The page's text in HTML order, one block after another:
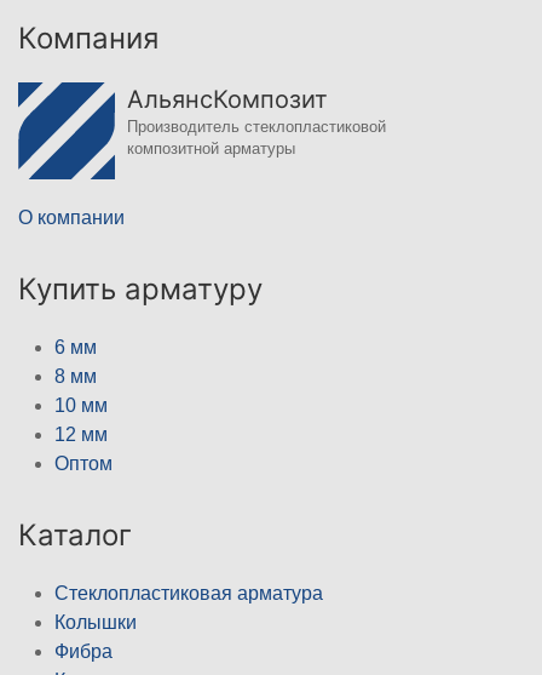
Компания
АльянсКомпозит
Производитель стеклопластиковой
композитной арматуры
О компании
Купить арматуру
6 мм
8 мм
10 мм
12 мм
Оптом
Каталог
Стеклопластиковая арматура
Колышки
Фибра